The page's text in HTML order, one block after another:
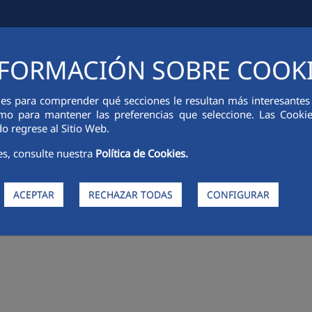
SOBRE
para comprender qué secciones le resultan más
para mantener las preferencias que seleccione. Las
regrese al Sitio Web.
consulte nuestra Política de Cookies.
ACEPTAR RECHAZAR TODAS CONFIGURAR
FINANCIERA INNOVACIÓN SOSTENIBILIDAD